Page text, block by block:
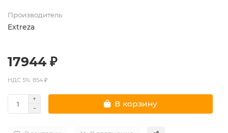
Производитель
Extreza
17944 ₽
НДС 5%: 854 ₽
В корзину